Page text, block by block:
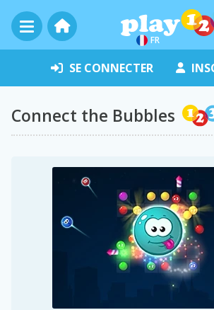
FR
SE CONNECTER
Connect the Bubbles